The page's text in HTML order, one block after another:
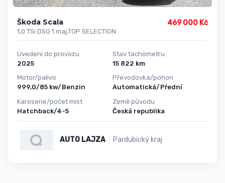
Škoda Scala
1,0 TSi DSG 1.maj,TOP SELECTION
469 000 Kč
Uvedení do provozu
2025
Motor/palivo
999,0/85 kw/Benzin
Karoserie/počet míst
Hatchback/4-5
Stav tachometru
15 822 km
Převodovka/pohon
Automatická/Přední
Země původu
Česká republika
AUTO LAJZA Pardubický kraj